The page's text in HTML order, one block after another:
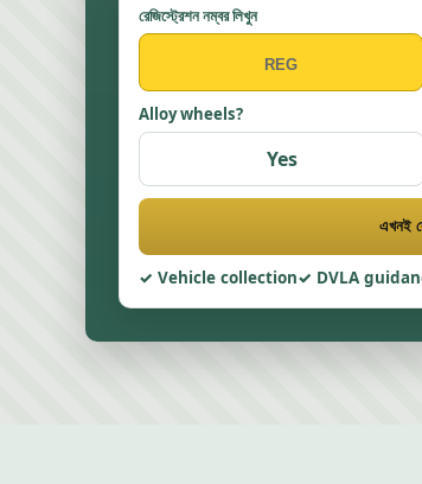
রেজিস্ট্রেশন নম্বর লিখুন
Alloy wheels?
Yes
এখনই
Vehicle collection DVLA